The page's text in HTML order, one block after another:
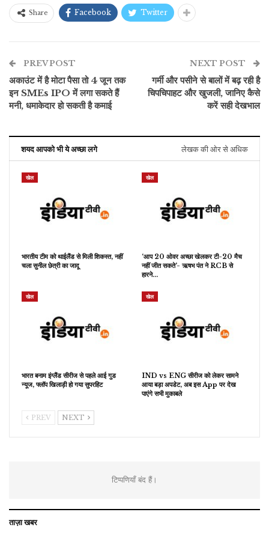
Share Facebook Twitter
PREV POST
अकाउंट में है मोटा पैसा तो 4 जून तक
इन SMEs IPO में लगा सकते हैं
मनी, धमाकेदार हो सकती है कमाई
NEXT POST
गर्मी और पसीने से बालों में बढ़ रही है
चिपचिपाहट और खुजली, जानिए कैसे
करें सही देखभाल
शयद आपको भी ये अच्छा लगे लेखक की ओर से अधिक
खेल
भारतीय टीम को थाईलैंड से मिली शिकस्त, नहीं
चला सुनील छेत्री का जादू
खेल
‘आप 20 ओवर अच्छा खेलकर टी-20 मैच
नहीं जीत सकते’- ऋषभ पंत ने RCB से
हारने…
खेल
भारत बनाम इंग्लैंड सीरीज से पहले आई गुड
न्यूज, फ्लॉप खिलाड़ी हो गया सुपरहिट
खेल
IND vs ENG सीरीज को लेकर सामने
आया बड़ा अपडेट, अब इस App पर देख
पाएंगे सभी मुकाबले
PREV NEXT
टिप्पणियाँ बंद हैं।
ताज़ा खबर